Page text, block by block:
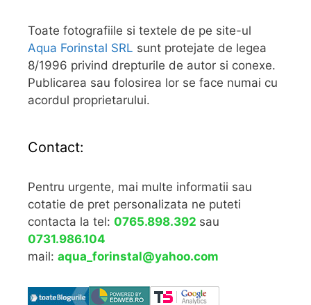
Toate fotografiile si textele de pe site-ul
Aqua Forinstal SRL sunt protejate de legea
8/1996 privind drepturile de autor si conexe.
Publicarea sau folosirea lor se face numai cu
acordul proprietarului.
Contact:
Pentru urgente, mai multe informatii sau
cotatie de pret personalizata ne puteti
contacta la tel: 0765.898.392 sau
0731.986.104
mail: aqua_forinstal@yahoo.com